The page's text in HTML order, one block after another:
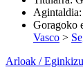
Agintaldia:
Goragoko
Vasco >
Arloak /